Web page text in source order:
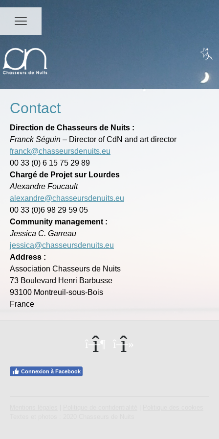
Contact
Direction de Chasseurs de Nuits :
Franck Séguin – Director of CdN and art director
franck@chasseursdenuits.eu
00 33 (0) 6 15 75 29 89
Chargé de Projet sur Lourdes
Alexandre Foucault
alexandre@chasseursdenuits.eu
00 33 (0)6 98 29 59 05
Community management :
Jessica C. Garreau
jessica@chasseursdenuits.eu
Address :
Association Chasseurs de Nuits
73 Boulevard Henri Barbusse
93100 Montreuil-sous-Bois
France
Connexion à Facebook